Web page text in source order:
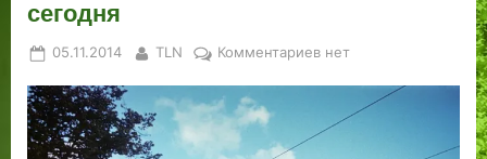
сегодня
Posted
05.11.2014 By
TLN Комментариевк
Таллинский
трамвай
нет